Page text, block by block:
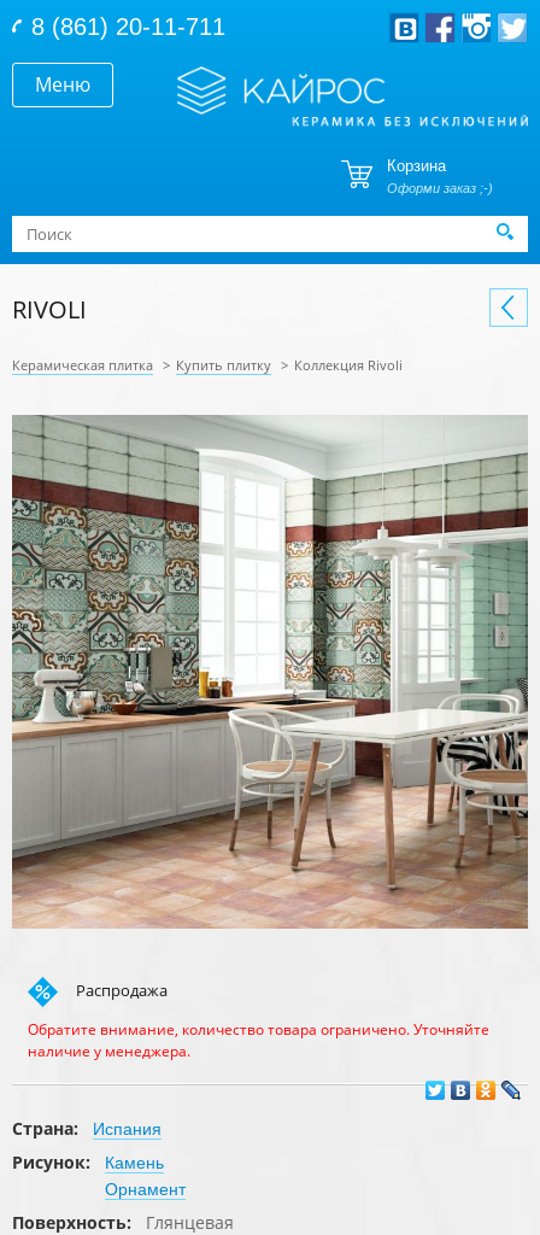
Меню
8 (861) 20-11-711
Корзина
Оформи заказ ;-)
Форма поиска
Поиск
RIVOLI
Керамическая плитка > Купить плитку > Коллекция Rivoli
Распродажа
Обратите внимание, количество товара ограничено. Уточняйте
наличие у менеджера.
Страна: Испания
Рисунок:
Камень
Орнамент
Поверхность:
Глянцевая